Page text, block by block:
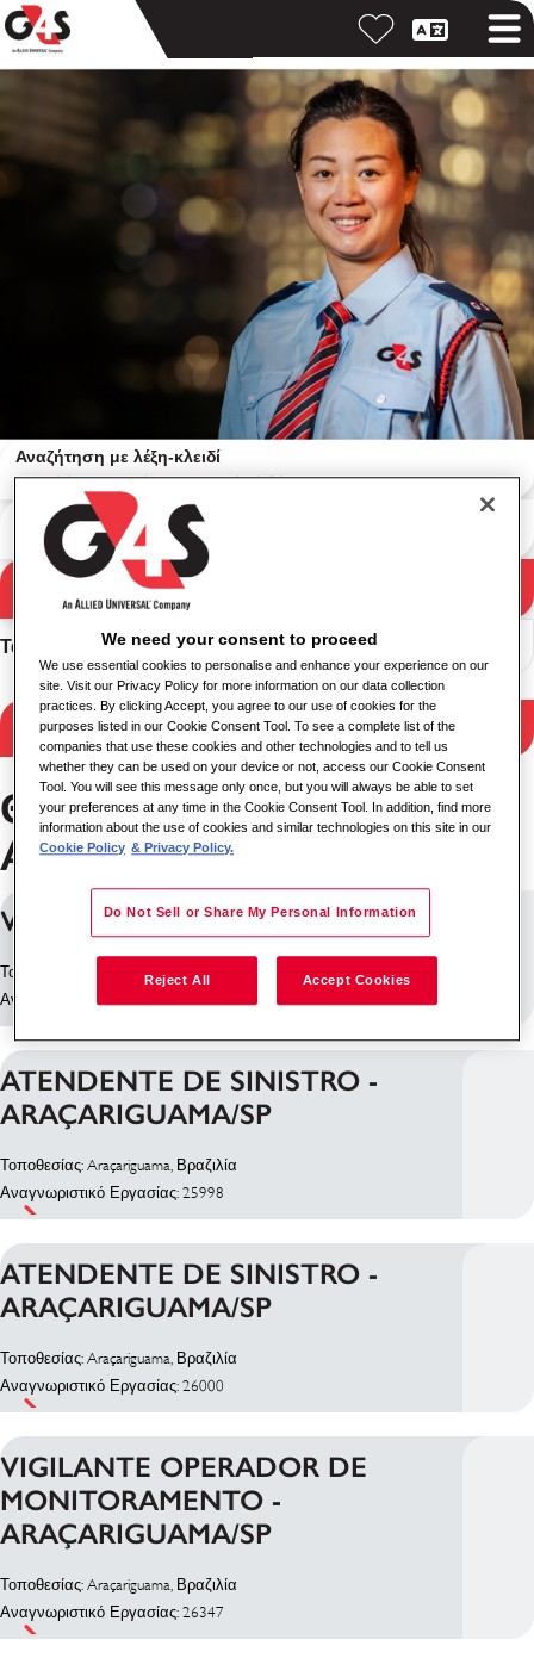
Αποτελέσματα
αναζήτησης
Αναζήτηση με λέξη-κλειδί
Αναζήτηση κατά τοποθεσία
Ταξινόμηση
Φιλτράρισμα αποτελεσμάτων
Θέσεις εργασίας σε
Araçariguama
VIGILANTE
Τοποθεσίας: Araçariguama, Βραζιλία
Αναγνωριστικό Εργασίας: 30537
ATENDENTE DE SINISTRO -
ARAÇARIGUAMA/SP
Τοποθεσίας: Araçariguama, Βραζιλία
Αναγνωριστικό Εργασίας: 25998
ATENDENTE DE SINISTRO -
ARAÇARIGUAMA/SP
Τοποθεσίας: Araçariguama, Βραζιλία
Αναγνωριστικό Εργασίας: 26000
VIGILANTE OPERADOR DE
MONITORAMENTO -
ARAÇARIGUAMA/SP
Τοποθεσίας: Araçariguama, Βραζιλία
Αναγνωριστικό Εργασίας: 26347
We need your consent to proceed
We use essential cookies to personalise and enhance your experience on our
site. Visit our Privacy Policy for more information on our data collection
practices. By clicking Accept, you agree to our use of cookies for the
purposes listed in our Cookie Consent Tool. To see a complete list of the
companies that use these cookies and other technologies and to tell us
whether they can be used on your device or not, access our Cookie Consent
Tool. You will see this message only once, but you will always be able to set
your preferences at any time in the Cookie Consent Tool. In addition, find more
information about the use of cookies and similar technologies on this site in our
Cookie Policy & Privacy Policy.
Do Not Sell or Share My Personal Information
Reject All Accept Cookies